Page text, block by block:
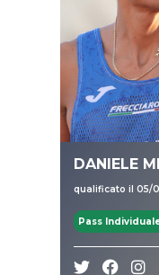
DANIELE
qualificato il 05/
Pass